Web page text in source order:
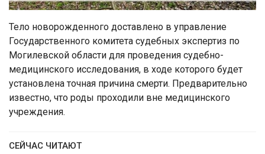
Тело новорожденного доставлено в управление
Государственного комитета судебных экспертиз по
Могилевской области для проведения судебно-
медицинского исследования, в ходе которого будет
установлена точная причина смерти. Предварительно
известно, что роды проходили вне медицинского
учреждения.
СЕЙЧАС ЧИТАЮТ